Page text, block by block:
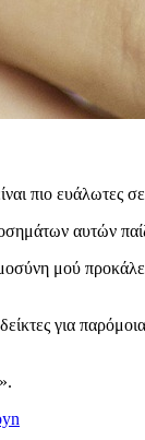
πιο ευάλωτες
αυτών
μού
για